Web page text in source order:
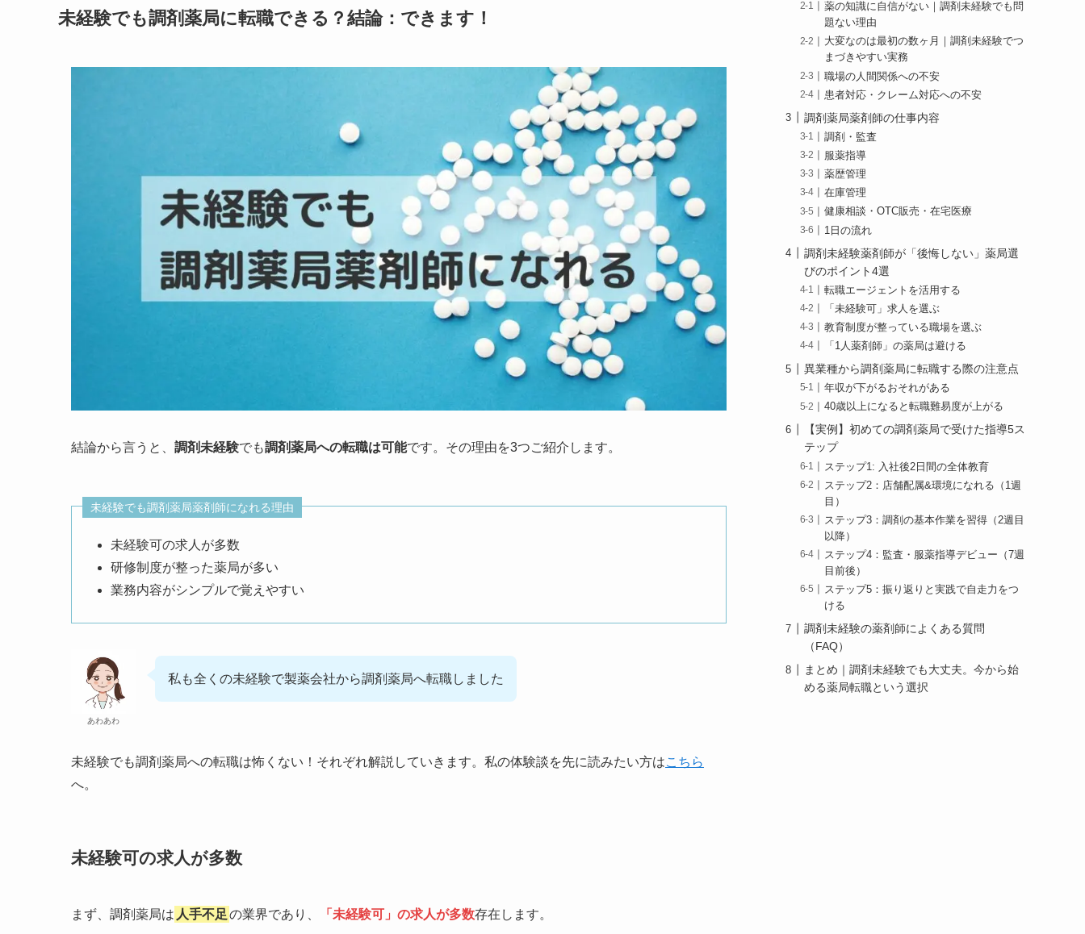
未経験でも調剤薬局に転職できる？結論：できます！
結論から言うと、 調剤未経験でも調剤薬局への転職は可能です。その理由を3つご紹介します。
未経験でも調剤薬局薬剤師になれる理由
未経験可の求人が多数
研修制度が整った薬局が多い
業務内容がシンプルで覚えやすい
あわあわ
私も全くの未経験で製薬会社から調剤薬局へ転職しました
未経験でも調剤薬局への転職は怖くない！それぞれ解説していきます。私の体験談を先に読みたい方はこちら
へ。
未経験可の求人が多数
まず、調剤薬局は 人手不足 の業界であり、 「未経験可」の求人が多数存在します。
薬の知識に自信がない｜調剤未経験でも問
題ない理由
大変なのは最初の数ヶ月｜調剤未経験でつ
まづきやすい実務
職場の人間関係への不安
患者対応・クレーム対応への不安
調剤薬局薬剤師の仕事内容
調剤・監査
服薬指導
薬歴管理
在庫管理
健康相談・OTC販売・在宅医療
1日の流れ
調剤未経験薬剤師が「後悔しない」薬局選
びのポイント4選
転職エージェントを活用する
「未経験可」求人を選ぶ
教育制度が整っている職場を選ぶ
「1人薬剤師」の薬局は避ける
異業種から調剤薬局に転職する際の注意点
年収が下がるおそれがある
40歳以上になると転職難易度が上がる
【実例】初めての調剤薬局で受けた指導5ス
テップ
ステップ1: 入社後2日間の全体教育
ステップ2：店舗配属&環境になれる（1週
目）
ステップ3：調剤の基本作業を習得（2週目
以降）
ステップ4：監査・服薬指導デビュー（7週
目前後）
ステップ5：振り返りと実践で自走力をつ
ける
調剤未経験の薬剤師によくある質問
（FAQ）
まとめ｜調剤未経験でも大丈夫。今から始
める薬局転職という選択